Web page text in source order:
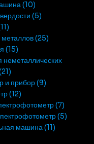
10
5
11
25
15
21
и прибор 9
12
7
5
машина 11